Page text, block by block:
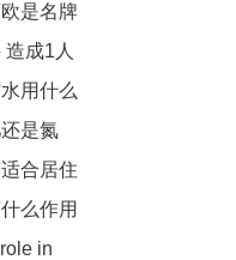
是名牌
成1人
用什么
是氮
合居住
么作用
in